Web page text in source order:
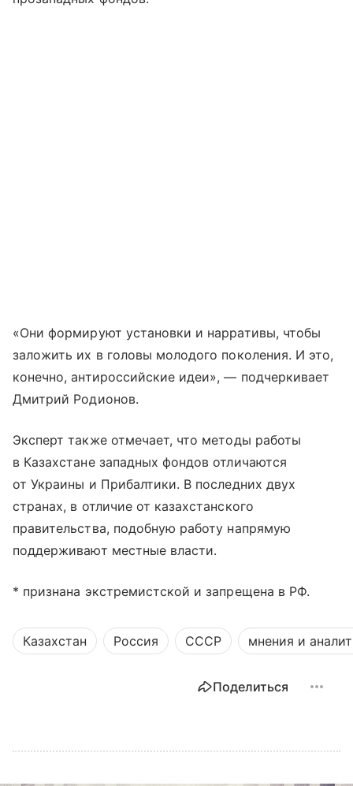
«Они формируют установки и нарративы, чтобы
заложить их в головы молодого поколения. И это,
конечно, антироссийские идеи», — подчеркивает
Дмитрий Родионов.
Эксперт также отмечает, что методы работы
в Казахстане западных фондов отличаются
от Украины и Прибалтики. В последних двух
странах, в отличие от казахстанского
правительства, подобную работу напрямую
поддерживают местные власти.
* признана экстремистской и запрещена в РФ.
Казахстан Россия СССР мнения и
Поделиться